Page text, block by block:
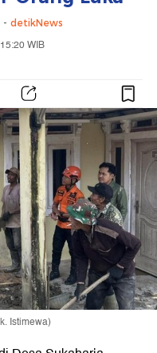
- detikNews
WIB
Istimewa)